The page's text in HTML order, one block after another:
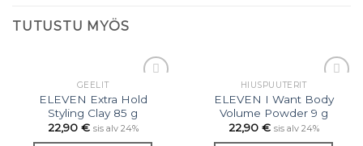
TUTUSTU MYÖS
Lisää
toivelistaan
GEELIT
ELEVEN Extra Hold
Styling Clay 85 g
22,90 € sis alv 24%
Lisää
toivelistaan
HIUSPUUTERIT
ELEVEN I Want Body
Volume Powder 9 g
22,90 € sis alv 24%